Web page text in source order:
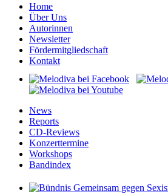
Home
Über Uns
Autorinnen
Newsletter
Fördermitgliedschaft
Kontakt
News
Reports
CD-Reviews
Konzerttermine
Workshops
Bandindex